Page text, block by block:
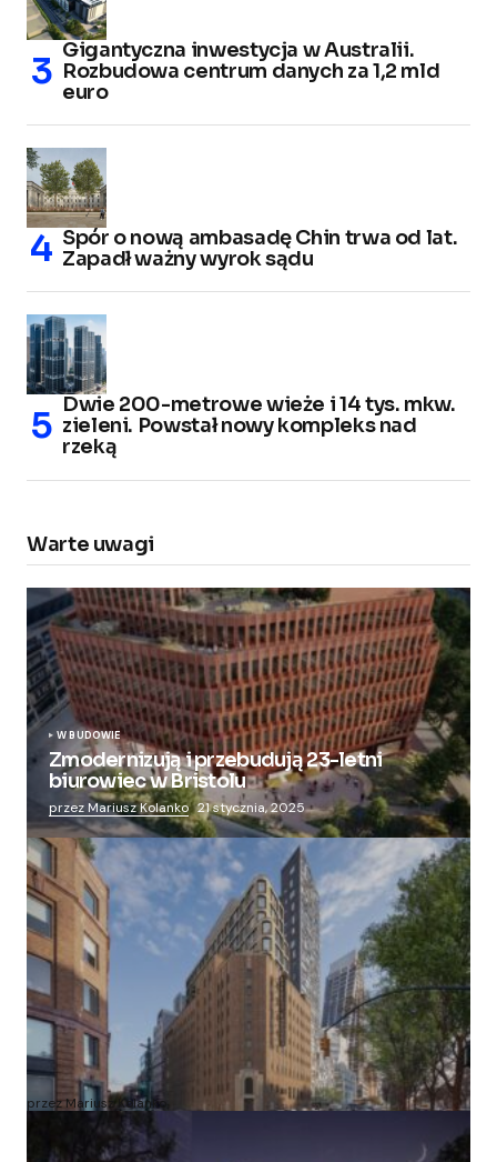
Gigantyczna inwestycja w Australii.
Rozbudowa centrum danych za 1,2 mld
euro
Spór o nową ambasadę Chin trwa od lat.
Zapadł ważny wyrok sądu
Dwie 200-metrowe wieże i 14 tys. mkw.
zieleni. Powstał nowy kompleks nad
rzeką
Warte uwagi
W BUDOWIE
Zmodernizują i przebudują 23-letni
biurowiec w Bristolu
przez Mariusz Kolanko 21 stycznia, 2025
Zmieniają więzienie dla kobiet w nowoczesny
apartamentowiec
przez Mariusz Kolanko 20 lipca, 2024